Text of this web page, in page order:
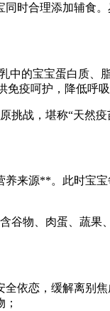
时合理添加辅食
中的宝宝蛋白质、
疫呵护，降低呼
挑战，堪称“天然疫
来源**。此时宝
谷物、肉蛋、蔬
依恋，缓解离别焦